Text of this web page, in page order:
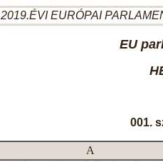
2019.ÉVI EURÓPAI
EU
001.
A